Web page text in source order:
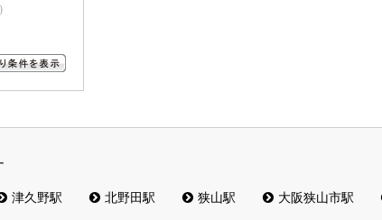
津久野駅 北野田駅 狭山駅 大阪狭山市駅